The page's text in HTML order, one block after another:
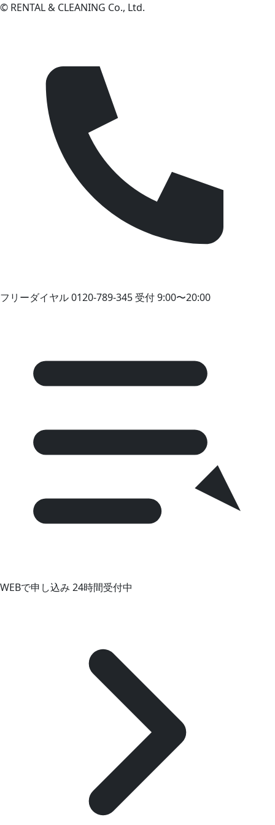
© RENTAL & CLEANING Co., Ltd.
フリーダイヤル0120-789-345 受付 9:00〜20:00
WEBで申し込み 24時間受付中